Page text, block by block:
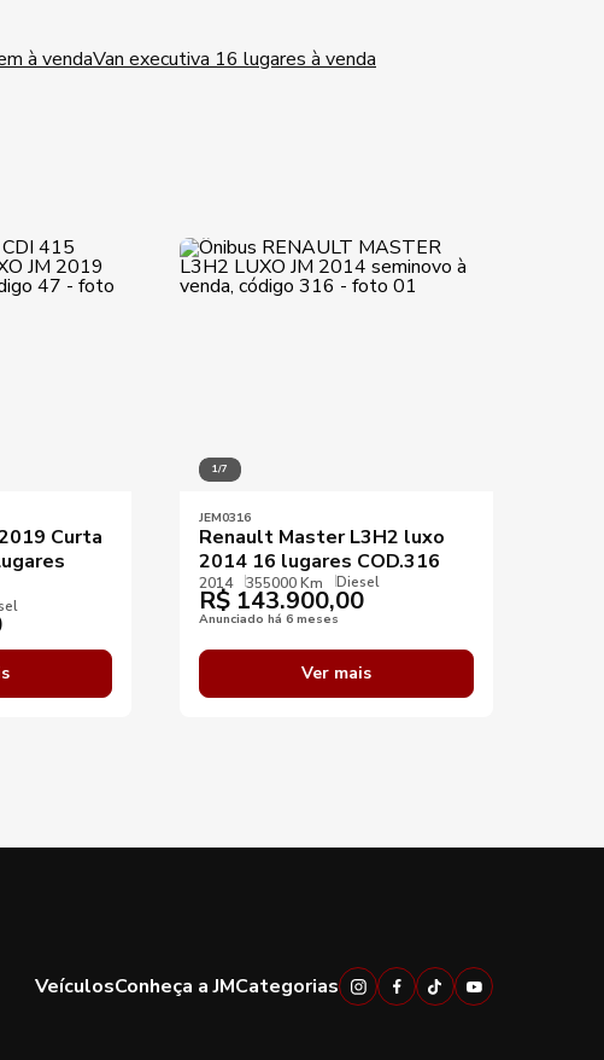
à vendaVan executiva 16 lugares à venda
Curta
1/7
JEM0316
Renault Master L3H2 luxo
2014 16 lugares COD.316
2014 355000 Km Diesel
R$ 143.900,00
Anunciado há 6 meses
Ver mais
VeículosConheça a JMCategorias